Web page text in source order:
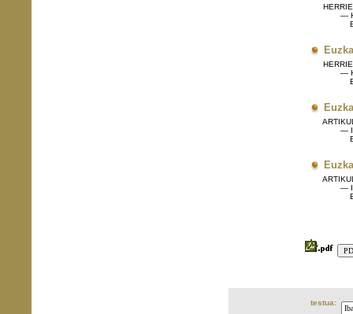
—
—
—
—
testua: